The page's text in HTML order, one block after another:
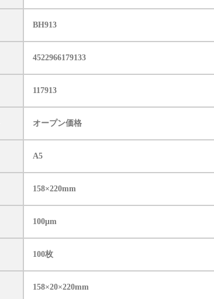
BH913
4522966179133
117913
オープン価格
A5
158×220mm
100μm
100枚
158×20×220mm